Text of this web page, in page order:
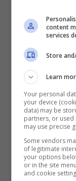
americana,
pensieri
particolare
web in cui
terroristi
ovviamente
terroristi. In
perché la
content
services
Store
Learn
Your personal
your device
data) may be
partners, or used
may use precise
Some vendors
of legitimate
your options
or in the site
and cookie